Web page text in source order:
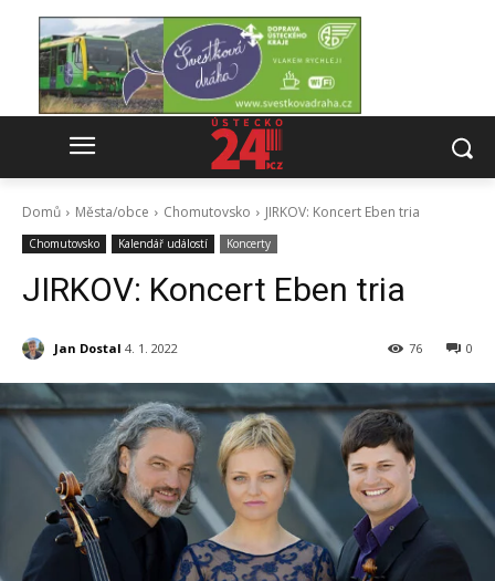
Domů Města/obce Chomutovsko JIRKOV: Koncert Eben tria
Chomutovsko Kalendář událostí Koncerty
JIRKOV: Koncert Eben tria
Jan Dostal 4. 1. 2022 0
76